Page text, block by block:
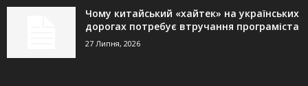
Чому китайський «хайтек» на українських
дорогах потребує втручання програміста
27 Липня, 2026